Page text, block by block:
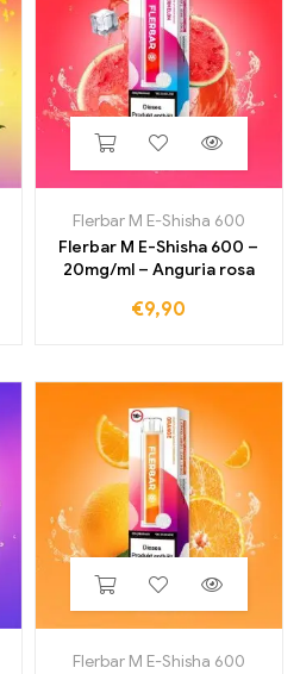
Flerbar M E-Shisha 600
Flerbar M E-Shisha 600 –
20mg/ml – Anguria rosa
€9,90
Flerbar M E-Shisha 600